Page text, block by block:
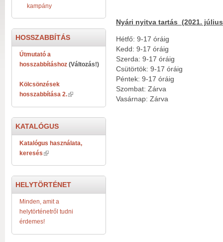
Nyári nyitva tartás (2021.
Hétfő: 9-17 óráig
Kedd: 9-17 óráig
Szerda: 9-17 óráig
Csütörtök: 9-17 óráig
Péntek: 9-17 óráig
Szombat: Zárva
Vasárnap: Zárva
kampány
HOSSZABBÍTÁS
Útmutató a
hosszabbításhoz (Változás!)
Kölcsönzések
hosszabbítása 2.
KATALÓGUS
Katalógus használata,
keresés
HELYTÖRTÉNET
Minden, amit a
helytörténetről tudni
érdemes!